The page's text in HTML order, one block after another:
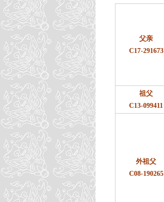
父亲
C17-291673
祖父
C13-099411
外祖父
C08-190265